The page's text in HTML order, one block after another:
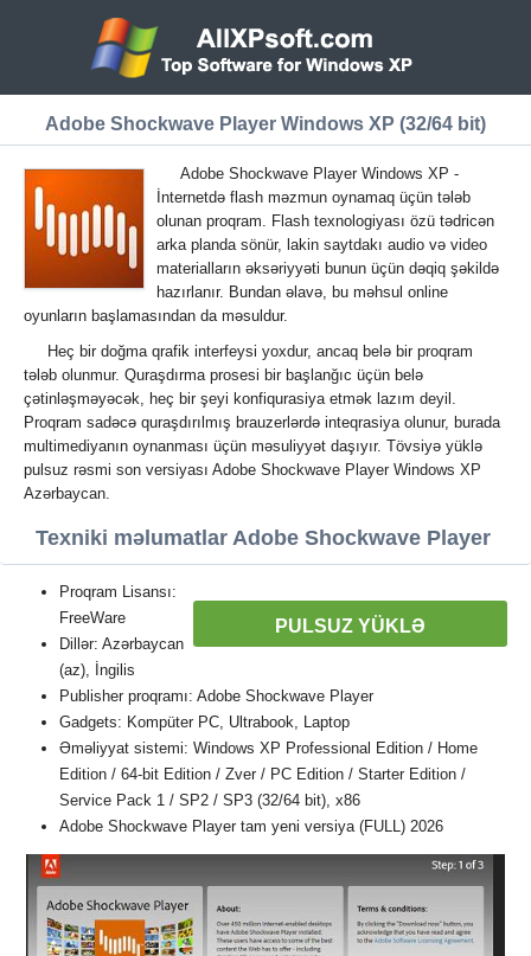
Adobe Shockwave Player Windows XP (32/64 bit)
Adobe Shockwave Player Windows XP -
İnternetdə flash məzmun oynamaq üçün tələb
olunan proqram. Flash texnologiyası özü tədricən
arka planda sönür, lakin saytdakı audio və video
materialların əksəriyyəti bunun üçün dəqiq şəkildə
hazırlanır. Bundan əlavə, bu məhsul online
oyunların başlamasından da məsuldur.
Heç bir doğma qrafik interfeysi yoxdur, ancaq belə bir proqram
tələb olunmur. Quraşdırma prosesi bir başlanğıc üçün belə
çətinləşməyəcək, heç bir şeyi konfiqurasiya etmək lazım deyil.
Proqram sadəcə quraşdırılmış brauzerlərdə inteqrasiya olunur, burada
multimediyanın oynanması üçün məsuliyyət daşıyır. Tövsiyə yüklə
pulsuz rəsmi son versiyası Adobe Shockwave Player Windows XP
Azərbaycan.
Texniki məlumatlar Adobe Shockwave Player
PULSUZ YÜKLƏ
Proqram Lisansı:
FreeWare
Dillər: Azərbaycan
(az), İngilis
Publisher proqramı: Adobe Shockwave Player
Gadgets: Kompüter PC, Ultrabook, Laptop
Əməliyyat sistemi: Windows XP Professional Edition / Home
Edition / 64-bit Edition / Zver / PC Edition / Starter Edition /
Service Pack 1 / SP2 / SP3 (32/64 bit), x86
Adobe Shockwave Player tam yeni versiya (FULL) 2026